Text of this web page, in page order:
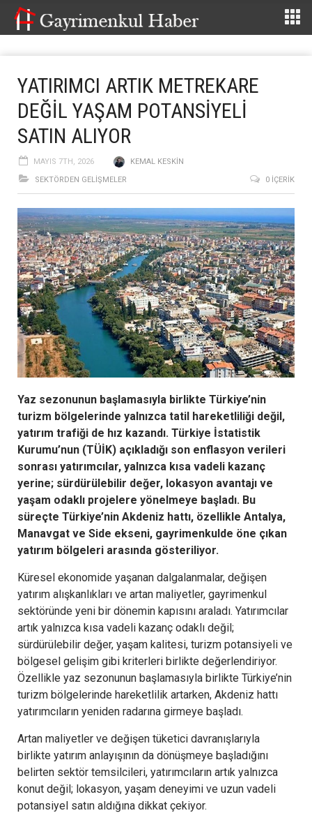
YATIRIMCI ARTIK METREKARE
DEĞİL YAŞAM POTANSİYELİ
SATIN ALIYOR
MAYIS 7TH, 2026
KEMAL KESKIN
SEKTÖRDEN GELIŞMELER
0 İÇERIK
Yaz sezonunun başlamasıyla birlikte Türkiye’nin
turizm bölgelerinde yalnızca tatil hareketliliği değil,
yatırım trafiği de hız kazandı. Türkiye İstatistik
Kurumu’nun (TÜİK) açıkladığı son enflasyon verileri
sonrası yatırımcılar, yalnızca kısa vadeli kazanç
yerine; sürdürülebilir değer, lokasyon avantajı ve
yaşam odaklı projelere yönelmeye başladı. Bu
süreçte Türkiye’nin Akdeniz hattı, özellikle Antalya,
Manavgat ve Side ekseni, gayrimenkulde öne çıkan
yatırım bölgeleri arasında gösteriliyor.
Küresel ekonomide yaşanan dalgalanmalar, değişen
yatırım alışkanlıkları ve artan maliyetler, gayrimenkul
sektöründe yeni bir dönemin kapısını araladı. Yatırımcılar
artık yalnızca kısa vadeli kazanç odaklı değil;
sürdürülebilir değer, yaşam kalitesi, turizm potansiyeli ve
bölgesel gelişim gibi kriterleri birlikte değerlendiriyor.
Özellikle yaz sezonunun başlamasıyla birlikte Türkiye’nin
turizm bölgelerinde hareketlilik artarken, Akdeniz hattı
yatırımcıların yeniden radarına girmeye başladı.
Artan maliyetler ve değişen tüketici davranışlarıyla
birlikte yatırım anlayışının da dönüşmeye başladığını
belirten sektör temsilcileri, yatırımcıların artık yalnızca
konut değil; lokasyon, yaşam deneyimi ve uzun vadeli
potansiyel satın aldığına dikkat çekiyor.